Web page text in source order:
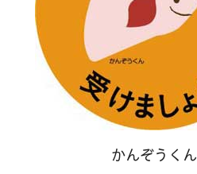
かんぞうくん